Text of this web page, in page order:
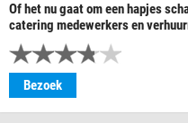
Of het nu gaat om een hapjes
catering medewerkers en
Bezoek